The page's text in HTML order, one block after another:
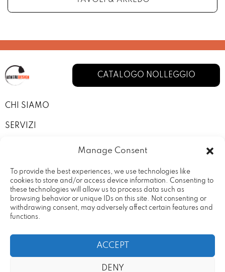
Manage Consent
To provide the best experiences, we use technologies like
cookies to store and/or access device information. Consenting to
these technologies will allow us to process data such as
browsing behavior or unique IDs on this site. Not consenting or
withdrawing consent, may adversely affect certain features and
functions.
ACCEPT
DENY
CATALOGO NOLLEGGIO
CHI SIAMO
SERVIZI
I NOSTRI ALLESTIMENTI
CONTATTI
PRIVACY POLICY
TERMINI E CONDIZIONI
20090 – Vimodrone (MI) Partita